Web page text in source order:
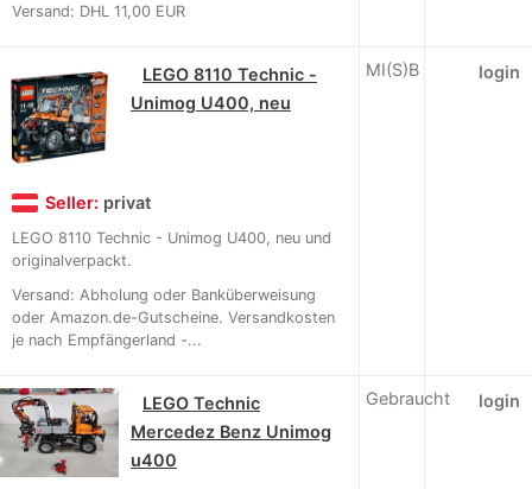
Versand: DHL 11,00 EUR
LEGO 8110 Technic -
Unimog U400, neu
Seller: privat
LEGO 8110 Technic - Unimog U400, neu und
originalverpackt.
Versand: Abholung oder Banküberweisung
oder Amazon.de-Gutscheine. Versandkosten
je nach Empfängerland -...
MI(S)B login
LEGO Technic
Mercedez Benz Unimog
u400
Gebraucht login